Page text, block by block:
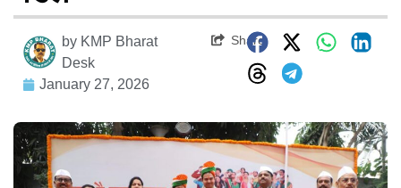
by KMP Bharat
Desk
January 27, 2026
Share